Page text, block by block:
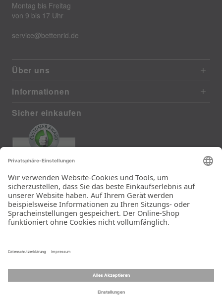
Montag bis Freitag
von 9 bis 17 Uhr
service@bettenrid.de
Über uns
Informationen
Sicher einkaufen
385 reviews from real customers
(last 12 months)
Total: 11283
Die Auswahl und die
Einfachheit der
Bestellung.